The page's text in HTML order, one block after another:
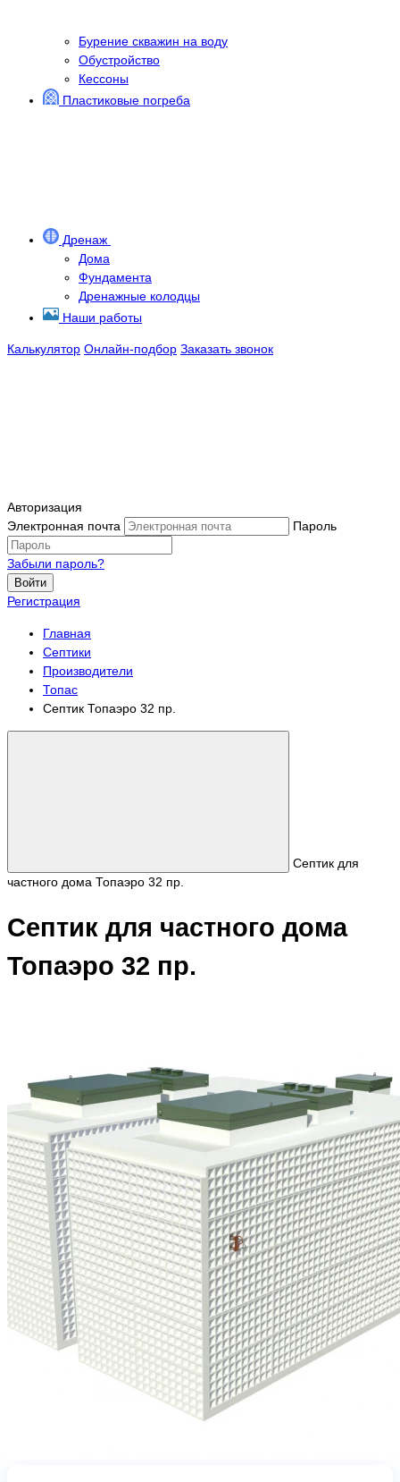
Бурение скважин на воду
Обустройство
Кессоны
Пластиковые погреба
Дренаж
Дома
Фундамента
Дренажные колодцы
Наши работы
Калькулятор Онлайн-подбор Заказать звонок
Авторизация
Электронная почта
Пароль
Забыли пароль?
Войти
Регистрация
Главная
Септики
Производители
Топас
Септик Топаэро 32 пр.
Септик для
частного дома Топаэро 32 пр.
Септик для частного дома
Топаэро 32 пр.